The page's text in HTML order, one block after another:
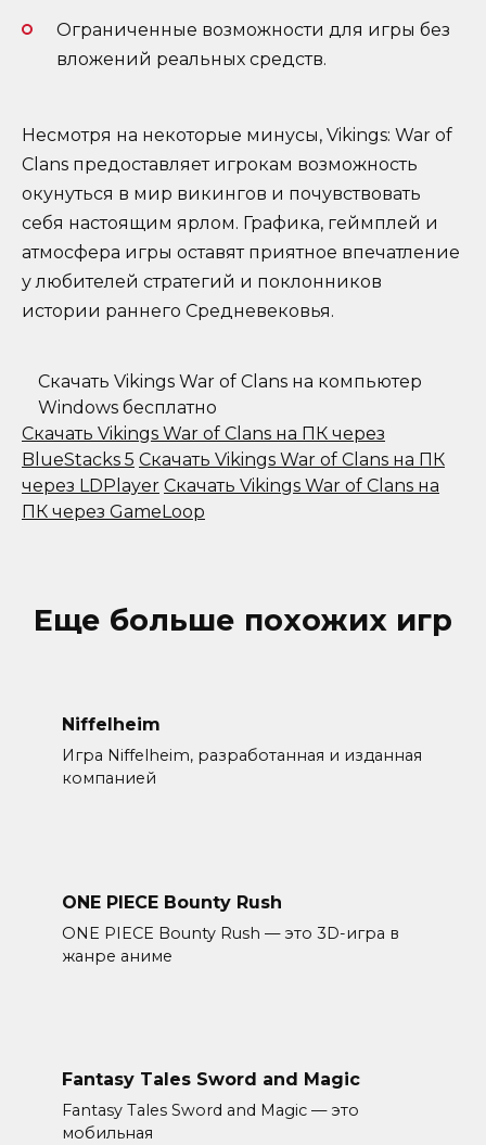
Ограниченные возможности для игры без
вложений реальных средств.
Несмотря на некоторые минусы, Vikings: War of
Clans предоставляет игрокам возможность
окунуться в мир викингов и почувствовать
себя настоящим ярлом. Графика, геймплей и
атмосфера игры оставят приятное впечатление
у любителей стратегий и поклонников
истории раннего Средневековья.
Скачать Vikings War of Clans на компьютер
Windows бесплатно
Скачать Vikings War of Clans на ПК через
BlueStacks 5 Скачать Vikings War of Clans на ПК
через LDPlayer Скачать Vikings War of Clans на
ПК через GameLoop
Еще больше похожих игр
Niffelheim
Игра Niffelheim, разработанная и изданная
компанией
ONE PIECE Bounty Rush
ONE PIECE Bounty Rush — это 3D-игра в
жанре аниме
Fantasy Tales Sword and Magic
Fantasy Tales Sword and Magic — это
мобильная